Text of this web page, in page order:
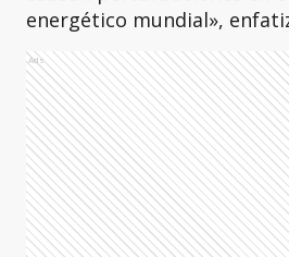
energético mundial»,
Ads